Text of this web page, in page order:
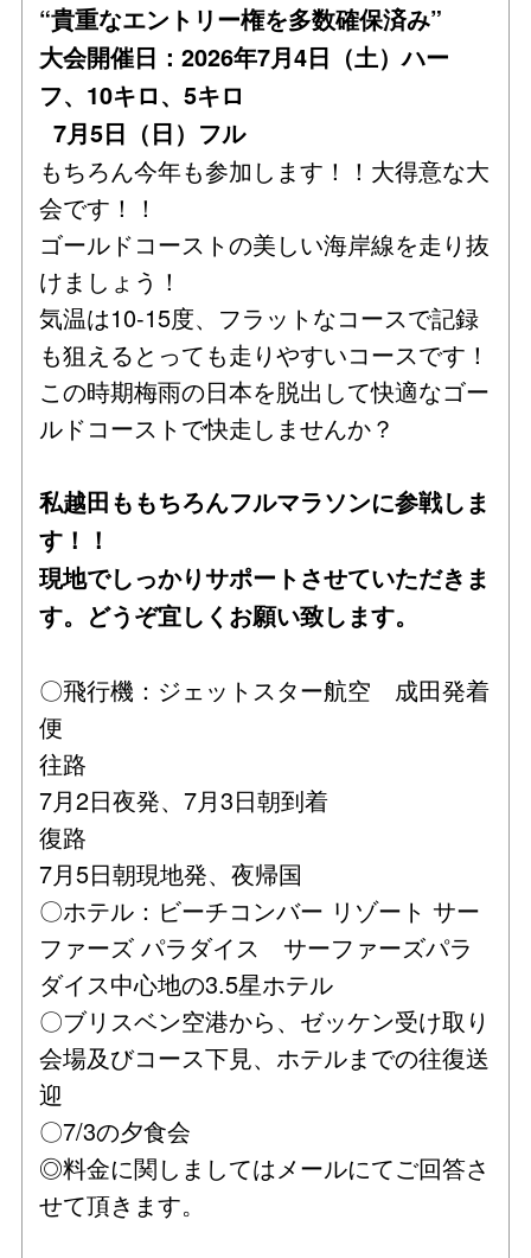
“貴重なエントリー権を多数確保済み”
大会開催日：2026年7月4日（土）ハー
フ、10キロ、5キロ
7月5日（日）フル
もちろん今年も参加します！！大得意な大
会です！！
ゴールドコーストの美しい海岸線を走り抜
けましょう！
気温は10-15度、フラットなコースで記録
も狙えるとっても走りやすいコースです！
この時期梅雨の日本を脱出して快適なゴー
ルドコーストで快走しませんか？
私越田ももちろんフルマラソンに参戦しま
す！！
現地でしっかりサポートさせていただきま
す。どうぞ宜しくお願い致します。
〇飛行機：ジェットスター航空 成田発着
便
往路
7月2日夜発、7月3日朝到着
復路
7月5日朝現地発、夜帰国
〇ホテル：ビーチコンバー リゾート サー
ファーズ パラダイス サーファーズパラ
ダイス中心地の3.5星ホテル
〇ブリスベン空港から、ゼッケン受け取り
会場及びコース下見、ホテルまでの往復送
迎
〇7/3の夕食会
◎料金に関しましてはメールにてご回答さ
せて頂きます。